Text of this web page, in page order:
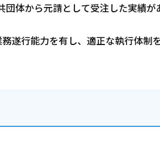
団体から元請として受注した実績が
遂行能力を有し、適正な執行体制を